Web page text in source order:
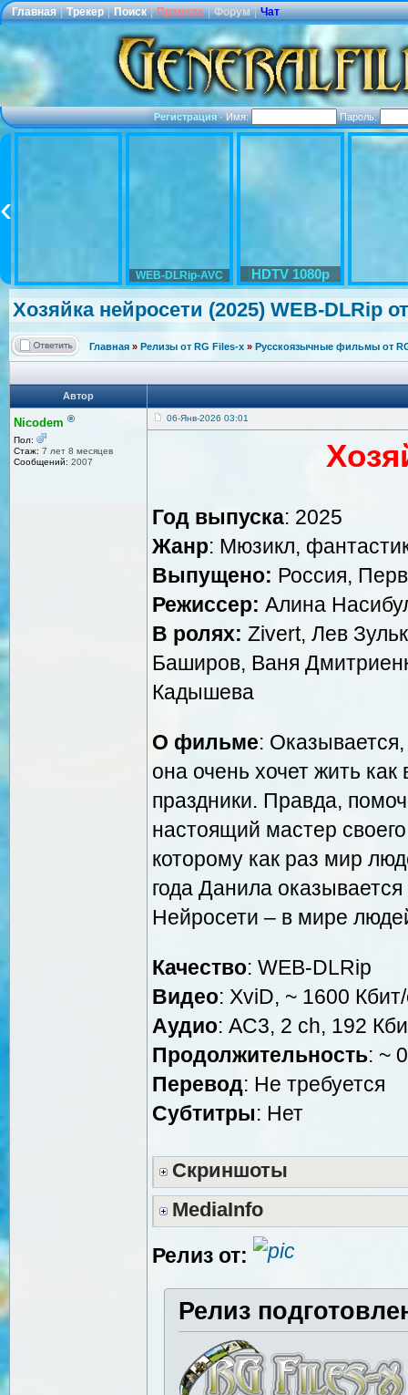
Главная | Трекер | Поиск | Правила | Форум | Чат
Регистрация·Имя: Пароль:
WEB-DLRip-AVC HDTV 1080p
Хозяйка нейросети (2025) WEB-DLRip
Главная » Релизы от RG Files-x » Русскоязычные фильмы от
Автор
Nicodem ®
Пол:
Стаж: 7 лет 8 месяцев
Сообщений: 2007
06-Янв-2026 03:01
Год выпуска: 2025
Жанр: Мюзикл,
Выпущено: Россия,
Режиссер: Алина
В ролях: Zivert, Лев
Баширов, Ваня
Кадышева
О фильме:
она очень хочет жить
праздники. Правда,
настоящий мастер
которому как раз мир
года Данила
Нейросети – в мире
Качество: WEB-DLRip
Видео: XviD, ~ 1600
Аудио: AC3, 2 ch, 192
Продолжительность: ~
Перевод: Не требуется
Субтитры: Нет
Скриншоты
MediaInfo
Релиз от:
Релиз